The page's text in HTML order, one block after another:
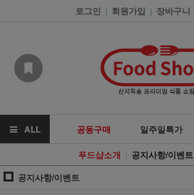
로그인 | 회원가입 | 장바구니
ALL 공동구매 일주일특가
푸드샵소개 | 공지사항/이벤트
공지사항/이벤트